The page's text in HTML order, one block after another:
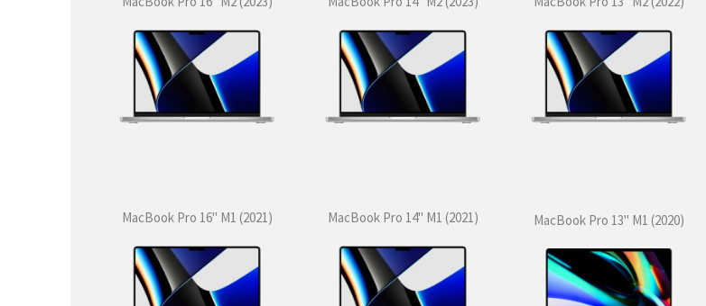
MacBook Pro 16" M1 (2021) MacBook Pro 14" M1 (2021) MacBook Pro 13" M1 (2020)